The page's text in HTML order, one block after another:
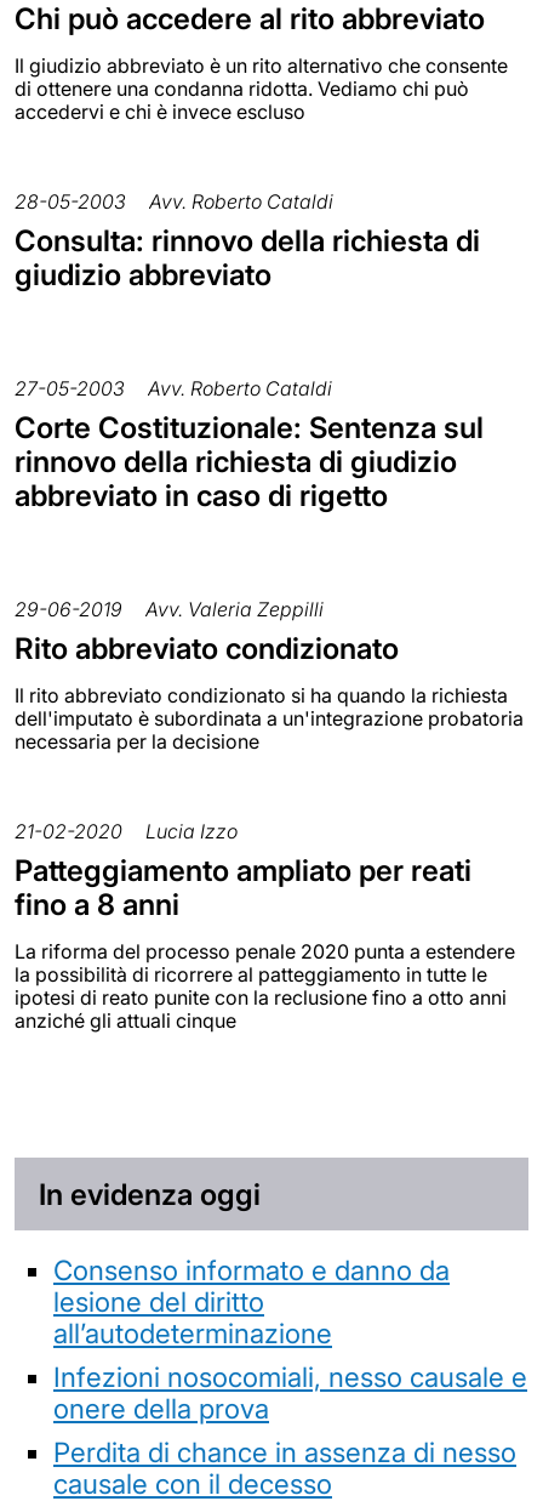
Chi può accedere al rito abbreviato
Il giudizio abbreviato è un rito alternativo che consente
di ottenere una condanna ridotta. Vediamo chi può
accedervi e chi è invece escluso
28-05-2003 Avv. Roberto Cataldi
Consulta: rinnovo della richiesta di
giudizio abbreviato
27-05-2003 Avv. Roberto Cataldi
Corte Costituzionale: Sentenza sul
rinnovo della richiesta di giudizio
abbreviato in caso di rigetto
29-06-2019 Avv. Valeria Zeppilli
Rito abbreviato condizionato
Il rito abbreviato condizionato si ha quando la richiesta
dell'imputato è subordinata a un'integrazione probatoria
necessaria per la decisione
21-02-2020 Lucia Izzo
Patteggiamento ampliato per reati
fino a 8 anni
La riforma del processo penale 2020 punta a estendere
la possibilità di ricorrere al patteggiamento in tutte le
ipotesi di reato punite con la reclusione fino a otto anni
anziché gli attuali cinque
In evidenza oggi
Consenso informato e danno da
lesione del diritto
all’autodeterminazione
Infezioni nosocomiali, nesso causale e
onere della prova
Perdita di chance in assenza di nesso
causale con il decesso